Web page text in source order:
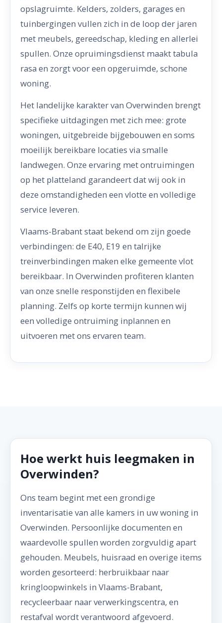
opslagruimte. Kelders, zolders, garages en
tuinbergingen vullen zich in de loop der jaren
met meubels, gereedschap, kleding en allerlei
spullen. Onze opruimingsdienst maakt tabula
rasa en zorgt voor een opgeruimde, schone
woning.
Het landelijke karakter van Overwinden brengt
specifieke uitdagingen met zich mee: grote
woningen, uitgebreide bijgebouwen en soms
moeilijk bereikbare locaties via smalle
landwegen. Onze ervaring met ontruimingen
op het platteland garandeert dat wij ook in
deze omstandigheden een vlotte en volledige
service leveren.
Vlaams-Brabant staat bekend om zijn goede
verbindingen: de E40, E19 en talrijke
treinverbindingen maken elke gemeente vlot
bereikbaar. In Overwinden profiteren klanten
van onze snelle responstijden en flexibele
planning. Zelfs op korte termijn kunnen wij
een volledige ontruiming inplannen en
uitvoeren met ons ervaren team.
Hoe werkt huis leegmaken in
Overwinden?
Ons team begint met een grondige
inventarisatie van alle kamers in uw woning in
Overwinden. Persoonlijke documenten en
waardevolle spullen worden zorgvuldig apart
gehouden. Meubels, huisraad en overige items
worden gesorteerd: herbruikbaar naar
kringloopwinkels in Vlaams-Brabant,
recycleerbaar naar verwerkingscentra, en
restafval wordt verantwoord afgevoerd.